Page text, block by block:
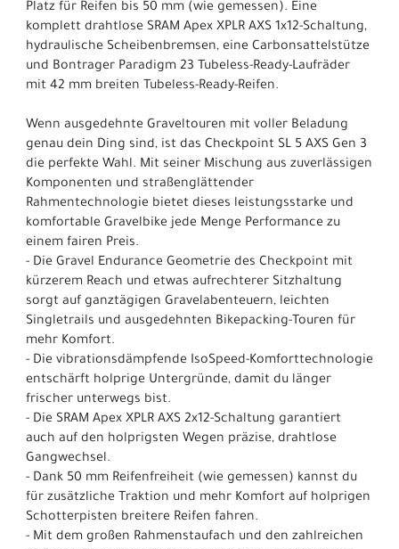
Platz für Reifen bis 50 mm (wie gemessen). Eine
komplett drahtlose SRAM Apex XPLR AXS 1x12-Schaltung,
hydraulische Scheibenbremsen, eine Carbonsattelstütze
und Bontrager Paradigm 23 Tubeless-Ready-Laufräder
mit 42 mm breiten Tubeless-Ready-Reifen.
Wenn ausgedehnte Graveltouren mit voller Beladung
genau dein Ding sind, ist das Checkpoint SL 5 AXS Gen 3
die perfekte Wahl. Mit seiner Mischung aus zuverlässigen
Komponenten und straßenglättender
Rahmentechnologie bietet dieses leistungsstarke und
komfortable Gravelbike jede Menge Performance zu
einem fairen Preis.
- Die Gravel Endurance Geometrie des Checkpoint mit
kürzerem Reach und etwas aufrechterer Sitzhaltung
sorgt auf ganztägigen Gravelabenteuern, leichten
Singletrails und ausgedehnten Bikepacking-Touren für
mehr Komfort.
- Die vibrationsdämpfende IsoSpeed-Komforttechnologie
entschärft holprige Untergründe, damit du länger
frischer unterwegs bist.
- Die SRAM Apex XPLR AXS 2x12-Schaltung garantiert
auch auf den holprigsten Wegen präzise, drahtlose
Gangwechsel.
- Dank 50 mm Reifenfreiheit (wie gemessen) kannst du
für zusätzliche Traktion und mehr Komfort auf holprigen
Schotterpisten breitere Reifen fahren.
- Mit dem großen Rahmenstaufach und den zahlreichen